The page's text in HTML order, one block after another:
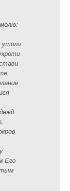
утоли
Его